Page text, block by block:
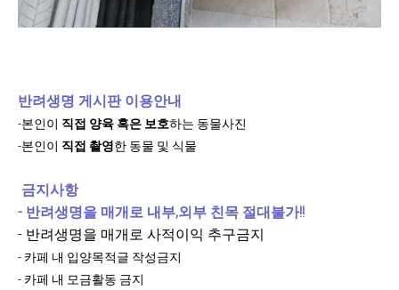
반려생명 게시판 이용안내
-본인이 직접 양육 혹은 보호하는 동물사진
-본인이 직접 촬영한 동물 및 식물
금지사항
- 반려생명을 매개로 내부,외부 친목 절대불가!!
- 반려생명을 매개로 사적이익 추구금지
- 카페 내 입양목적글 작성금지
- 카페 내 모금활동 금지